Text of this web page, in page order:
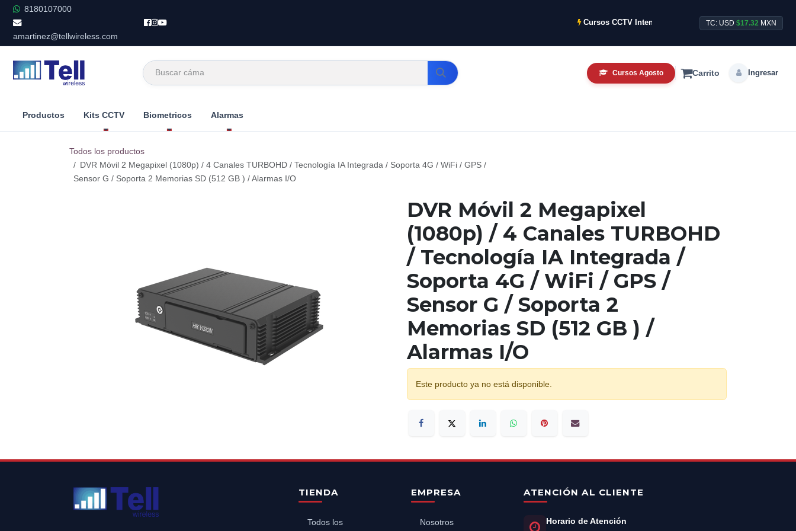
Ir al contenido
8180107000
amartinez@tellwireless.com
Cursos CCTV Intensivos de Agosto ya disponibles.
TC: USD$17.32 MXN
Cursos Agosto Carrito Ingresar
Productos Kits CCTV Biometricos Alarmas
Todos los productos
DVR Móvil 2 Megapixel (1080p) / 4 Canales TURBOHD / Tecnología IA Integrada / Soporta 4G / WiFi / GPS /
Sensor G / Soporta 2 Memorias SD (512 GB ) / Alarmas I/O
DVR Móvil 2 Megapixel
(1080p) / 4 Canales TURBOHD
/ Tecnología IA Integrada /
Soporta 4G / WiFi / GPS /
Sensor G / Soporta 2
Memorias SD (512 GB ) /
Alarmas I/O
Este producto ya no está disponible.
TIENDA
Todos los
EMPRESA
Nosotros
ATENCIÓN AL CLIENTE
Horario de Atención